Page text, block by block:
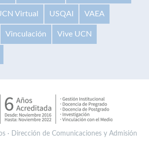
Virtual USQAI VAEA
Vinculación Vive UCN
· Dirección de Comunicaciones y Admisión